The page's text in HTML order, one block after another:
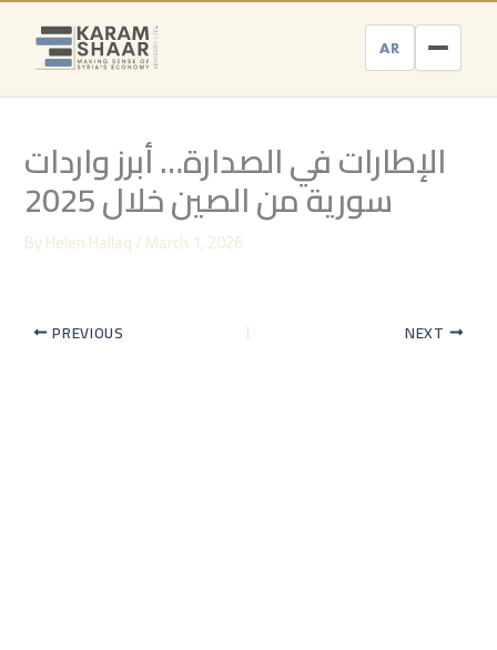
Skip
content
AR
الإطارات في الصدارة… أبرز واردات
سورية من الصين خلال 2025
ByHelen Hallaq/March 1, 2026
PREVIOUS NEXT